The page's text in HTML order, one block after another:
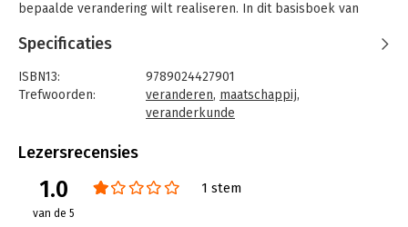
bepaalde verandering wilt realiseren. In dit basisboek van
om meervoudig te handelen, dat wil zeggen constructief
perspectieven in een verandertraject.
Na een introductie in het kennisgebied, wordt er vanuit de
denken over veranderen en veranderbaarheid van mens en
een sociaaltechnologisch model, een persoonsgericht model
deze drie perspectieven en op basis van praktijkgerichte
Specificaties
ISBN13:
9789024427901
Trefwoorden:
veranderen, maatschappij,
veranderkunde
Bindwijze:
Uitgever:
Boom
Verschijningsdatum:
Lezersrecensies
1.0
van de 5
1 stem